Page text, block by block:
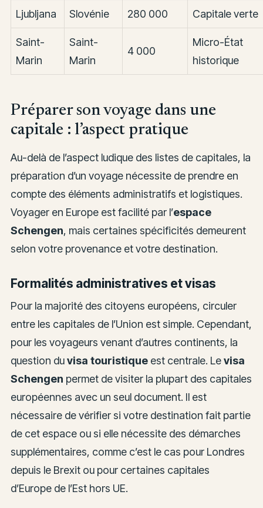
Ljubljana Slovénie 280 000 Capitale verte
Saint-
Marin
Saint-
Marin
4 000
Micro-État
historique
Préparer son voyage dans une
capitale : l’aspect pratique
Au-delà de l’aspect ludique des listes de capitales, la
préparation d’un voyage nécessite de prendre en
compte des éléments administratifs et logistiques.
Voyager en Europe est facilité par l’espace
Schengen, mais certaines spécificités demeurent
selon votre provenance et votre destination.
Formalités administratives et visas
Pour la majorité des citoyens européens, circuler
entre les capitales de l’Union est simple. Cependant,
pour les voyageurs venant d’autres continents, la
question duvisa touristiqueest centrale. Levisa
Schengen permet de visiter la plupart des capitales
européennes avec un seul document. Il est
nécessaire de vérifier si votre destination fait partie
de cet espace ou si elle nécessite des démarches
supplémentaires, comme c’est le cas pour Londres
depuis le Brexit ou pour certaines capitales
d’Europe de l’Est hors UE.